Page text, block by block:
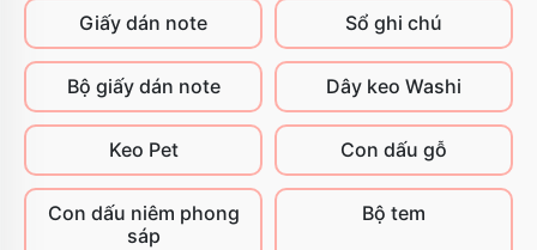
Giấy dán note Sổ ghi chú
Bộ giấy dán note Dây keo Washi
Keo Pet Con dấu gỗ
Con dấu niêm phong
sáp
Bộ tem